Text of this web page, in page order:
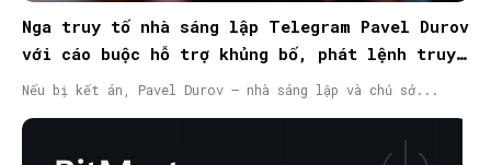
Nga truy tố nhà sáng lập Telegram Pavel Durov
với cáo buộc hỗ trợ khủng bố, phát lệnh truy
nã quốc tế
Nếu bị kết án, Pavel Durov – nhà sáng lập và chủ sở...